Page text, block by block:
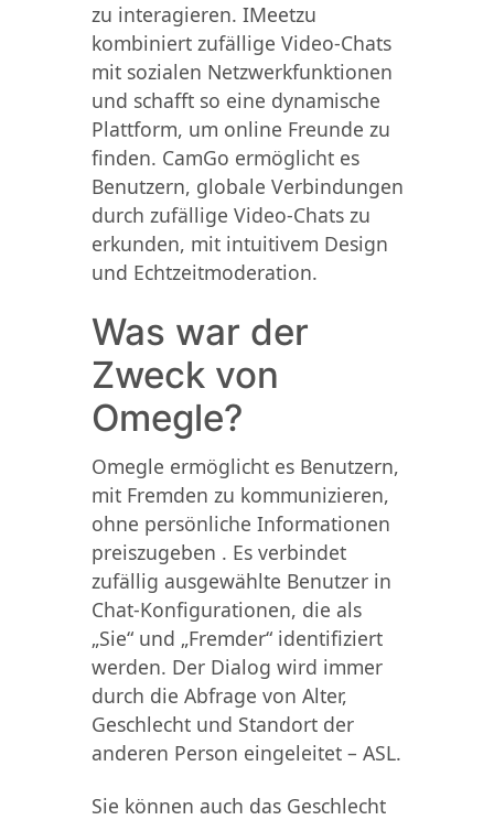
zu interagieren. IMeetzu
kombiniert zufällige Video-Chats
mit sozialen Netzwerkfunktionen
und schafft so eine dynamische
Plattform, um online Freunde zu
finden. CamGo ermöglicht es
Benutzern, globale Verbindungen
durch zufällige Video-Chats zu
erkunden, mit intuitivem Design
und Echtzeitmoderation.
Was war der
Zweck von
Omegle?
Omegle ermöglicht es Benutzern,
mit Fremden zu kommunizieren,
ohne persönliche Informationen
preiszugeben . Es verbindet
zufällig ausgewählte Benutzer in
Chat-Konfigurationen, die als
„Sie“ und „Fremder“ identifiziert
werden. Der Dialog wird immer
durch die Abfrage von Alter,
Geschlecht und Standort der
anderen Person eingeleitet – ASL.
Sie können auch das Geschlecht